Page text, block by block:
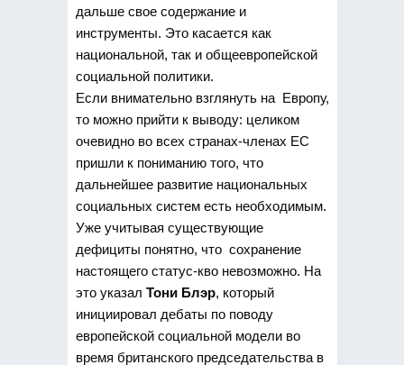
дальше свое содержание и
инструменты. Это касается как
национальной, так и общеевропейской
социальной политики.
Если внимательно взглянуть на Европу,
то можно прийти к выводу: целиком
очевидно во всех странах-членах ЕС
пришли к пониманию того, что
дальнейшее развитие национальных
социальных систем есть необходимым.
Уже учитывая существующие
дефициты понятно, что сохранение
настоящего статус-кво невозможно. На
это указал Тони Блэр, который
инициировал дебаты по поводу
европейской социальной модели во
время британского председательства в